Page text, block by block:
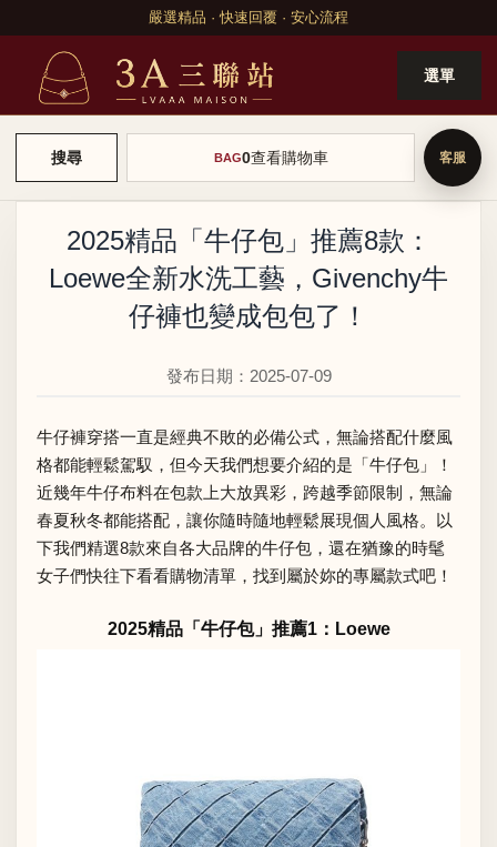
嚴選精品 · 快速回覆 · 安心流程
選單
搜尋 BAG0查看購物車
2025精品「牛仔包」推薦8款：
Loewe全新水洗工藝，Givenchy牛
仔褲也變成包包了！
發布日期：2025-07-09
牛仔褲穿搭一直是經典不敗的必備公式，無論搭配什麼風
格都能輕鬆駕馭，但今天我們想要介紹的是「牛仔包」！
近幾年牛仔布料在包款上大放異彩，跨越季節限制，無論
春夏秋冬都能搭配，讓你隨時隨地輕鬆展現個人風格。以
下我們精選8款來自各大品牌的牛仔包，還在猶豫的時髦
女子們快往下看看購物清單，找到屬於妳的專屬款式吧！
2025精品「牛仔包」推薦1：Loewe